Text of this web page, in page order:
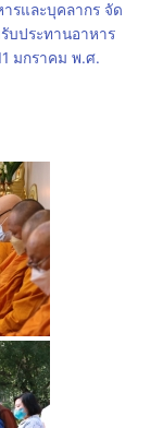
รและบุคลากร จัด
บประทานอาหาร
มกราคม พ.ศ.